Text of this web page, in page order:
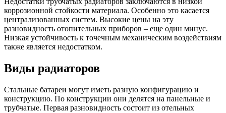
коррозионной стойкости материала. Особенно это касается
централизованных систем. Высокие цены на эту
разновидность отопительных приборов – еще один минус.
Низкая устойчивость к точечным механическим воздействиям
также является недостатком.
Виды радиаторов
Стальные батареи могут иметь разную конфигурацию и
конструкцию. По конструкции они делятся на панельные и
трубчатые. Первая разновидность состоит из отельных